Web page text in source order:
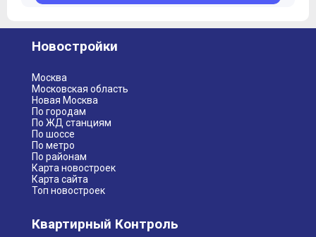
Новостройки
Москва
Московская область
Новая Москва
По городам
По ЖД станциям
По шоссе
По метро
По районам
Карта новостроек
Карта сайта
Топ новостроек
Квартирный Контроль